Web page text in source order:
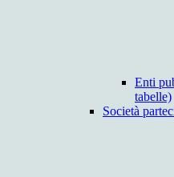
Enti
tabelle)
Società